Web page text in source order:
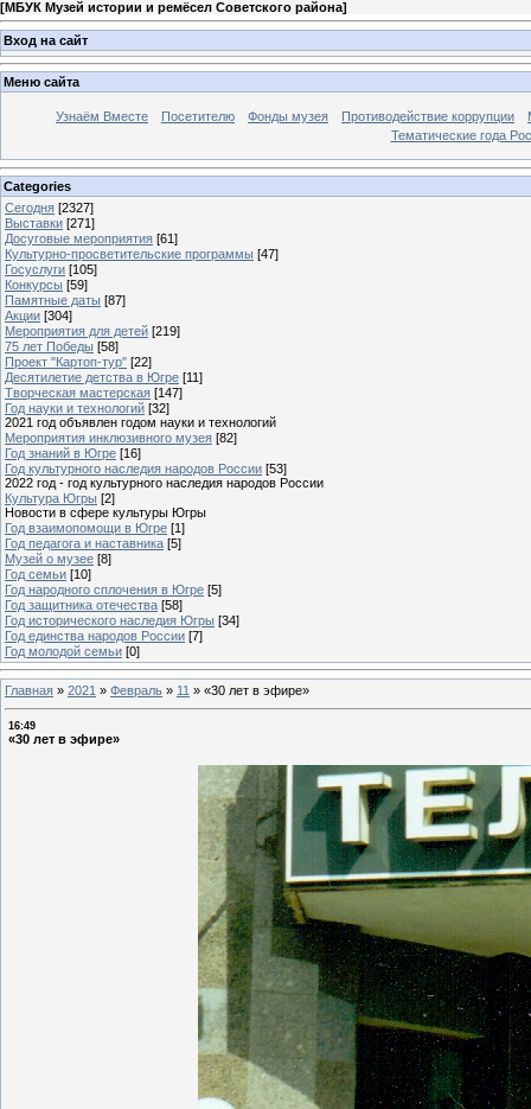
[МБУК Музей истории и ремёсел Советского района]
Вход на сайт
Меню сайта
Узнаём Вместе Посетителю Фонды музея Противодействие коррупции
Тематические года
Categories
Сегодня [2327]
Выставки [271]
Досуговые мероприятия [61]
Культурно-просветительские программы [47]
Госуслуги [105]
Конкурсы [59]
Памятные даты [87]
Акции [304]
Мероприятия для детей [219]
75 лет Победы [58]
Проект "Картоп-тур" [22]
Десятилетие детства в Югре [11]
Творческая мастерская [147]
Год науки и технологий [32]
2021 год объявлен годом науки и технологий
Мероприятия инклюзивного музея [82]
Год знаний в Югре [16]
Год культурного наследия народов России [53]
2022 год - год культурного наследия народов России
Культура Югры [2]
Новости в сфере культуры Югры
Год взаимопомощи в Югре [1]
Год педагога и наставника [5]
Музей о музее [8]
Год семьи [10]
Год народного сплочения в Югре [5]
Год защитника отечества [58]
Год исторического наследия Югры [34]
Год единства народов России [7]
Год молодой семьи [0]
Главная » 2021 » Февраль » 11 » «30 лет в эфире»
16:49
«30 лет в эфире»